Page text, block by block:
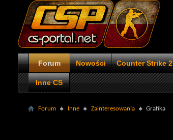
Forum Nowości Counter Strike 2
Inne CS
Forum Inne Zainteresowania Grafika